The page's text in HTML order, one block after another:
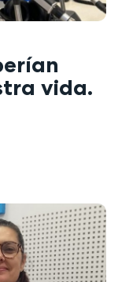
vida.